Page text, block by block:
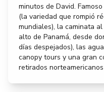
minutos de David.
(la variedad que rompió
mundiales), la caminata
alto de Panamá, desde
días despejados), las
canopy tours y una gran
retirados